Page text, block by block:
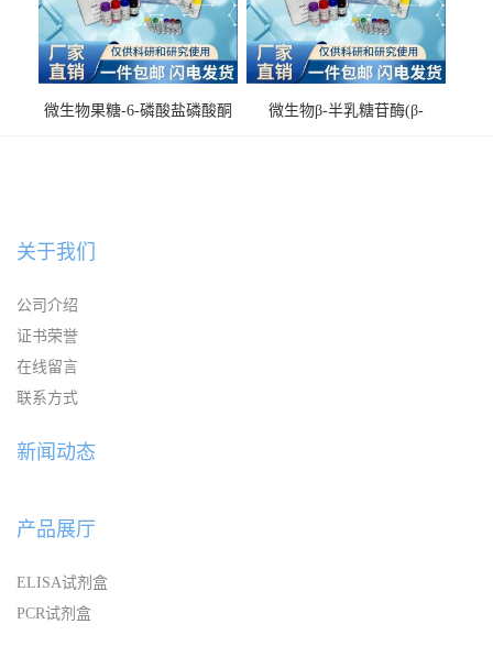
微生物果糖-6-磷酸盐磷酸酮
微生物β-半乳糖苷酶(β-
关于我们
公司介绍
证书荣誉
在线留言
联系方式
新闻动态
产品展厅
ELISA试剂盒
PCR试剂盒